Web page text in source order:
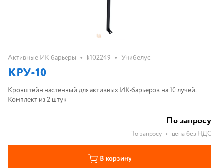
Активные ИК барьеры • k102249 • Унибелус
КРУ-10
Кронштейн настенный для активных ИК-барьеров на 10 лучей.
Комплект из 2 штук
По запросу
По запросу • цена без НДС
В корзину